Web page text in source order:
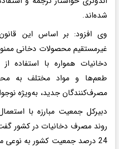
شده‌اند.
وی افزود: بر اساس این
غیرمستقیم محصولات دخانی
دخانیات همواره با
طعم‌ها و مواد مختلف به
مصرف‌کنندگان جدید، به‌ویژه
دبیرکل جمعیت مبارزه با
24 درصد جمعیت کشور به